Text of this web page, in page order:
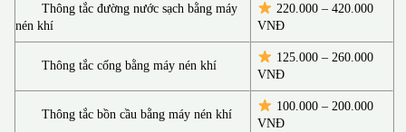
Thông tắc đường nước sạch bằng máy
nén khí
220.000 – 420.000
VNĐ
Thông tắc cống bằng máy nén khí
125.000 – 260.000
VNĐ
Thông tắc bồn cầu bằng máy nén khí
100.000 – 200.000
VNĐ